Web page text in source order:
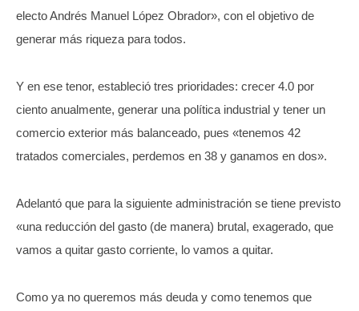
electo Andrés Manuel López Obrador», con el objetivo de
generar más riqueza para todos.
Y en ese tenor, estableció tres prioridades: crecer 4.0 por
ciento anualmente, generar una política industrial y tener un
comercio exterior más balanceado, pues «tenemos 42
tratados comerciales, perdemos en 38 y ganamos en dos».
Adelantó que para la siguiente administración se tiene previsto
«una reducción del gasto (de manera) brutal, exagerado, que
vamos a quitar gasto corriente, lo vamos a quitar.
Como ya no queremos más deuda y como tenemos que